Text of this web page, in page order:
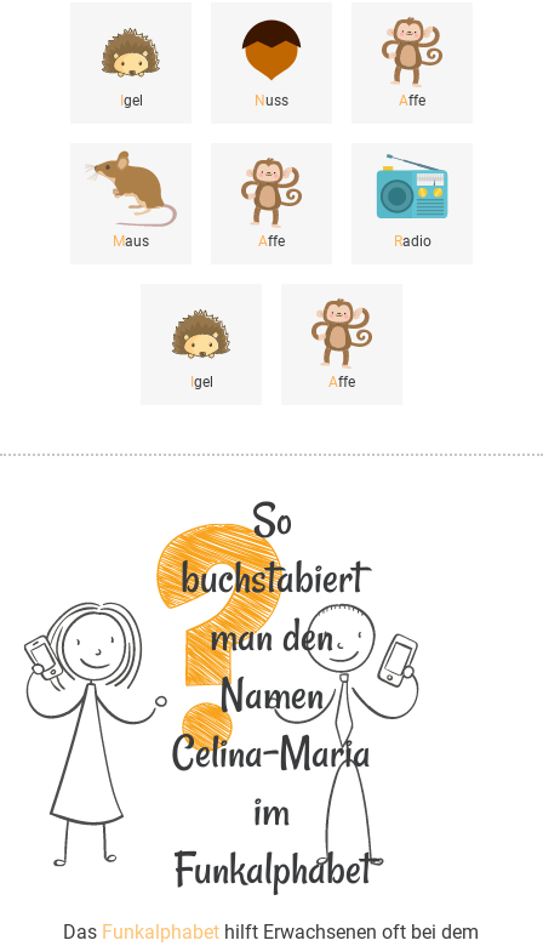
gel Nuss Affe
Maus Affe Radio
gel Affe
So
buchstabiert
man den
Namen
Celina-Maria
im
Funkalphabet
Das Funkalphabet hilft Erwachsenen oft bei dem